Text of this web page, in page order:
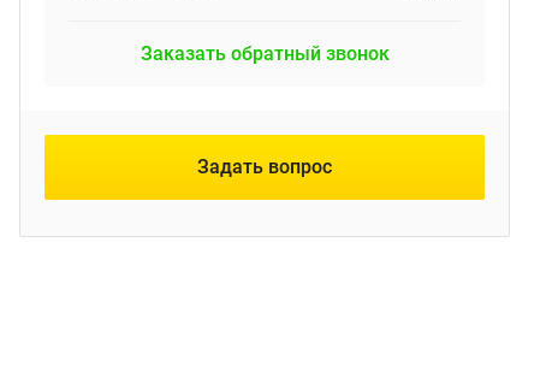
Заказать обратный звонок
Задать вопрос